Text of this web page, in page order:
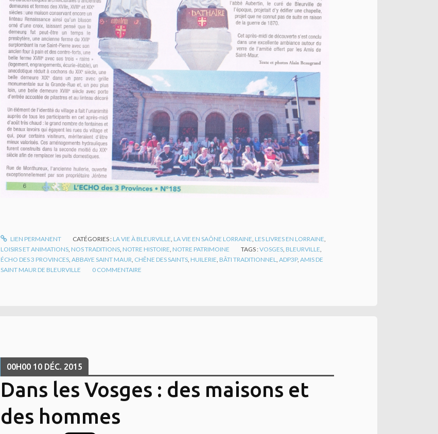
LIEN PERMANENT CATÉGORIES : LA VIE À BLEURVILLE, LA VIE EN SAÔNE LORRAINE, LES LIVRES EN LORRAINE,
LOISIRS ET ANIMATIONS, NOS TRADITIONS, NOTRE HISTOIRE, NOTRE PATRIMOINE TAGS :VOSGES, BLEURVILLE,
ÉCHO DES 3 PROVINCES, ABBAYE SAINT MAUR, CHÊNE DES SAINTS, HUILERIE, BÂTI TRADITIONNEL, ADP3P, AMIS DE
SAINT MAUR DE BLEURVILLE
0 COMMENTAIRE
00H00 10 DÉC. 2015
Dans les Vosges : des maisons et
des hommes